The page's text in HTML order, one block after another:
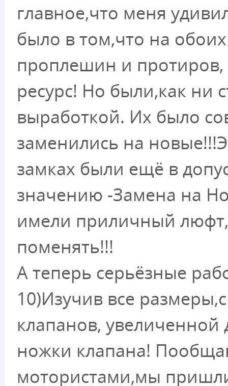
главное,что меня
было в том,что на
проплешин и
ресурс! Но были,как ни
выработкой. Их было
заменились на
замках были ещё в
значению -Замена на
имели приличный
поменять!!!
А теперь серьёзные
10)Изучив все
клапанов,
ножки клапана!
мотористами,мы